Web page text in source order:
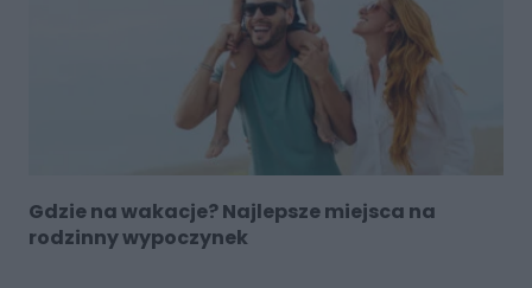
Gdzie na wakacje? Najlepsze miejsca na
rodzinny wypoczynek